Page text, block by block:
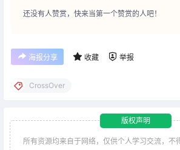
还没有人赞赏，快来当第一个赞赏的人吧！
海报分享 收藏 举报
CrossOver
版权声明
所有资源均来自于网络，仅供个人学习交流，不